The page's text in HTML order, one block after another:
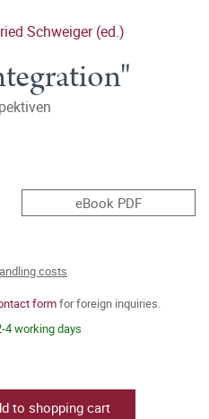
Schweiger (ed.)
eBook PDF
costs
formfor foreign inquiries.
4 working days
to shopping cart